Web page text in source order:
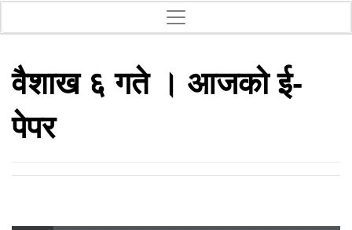
वैशाख ६ गते । आजको ई-
पेपर